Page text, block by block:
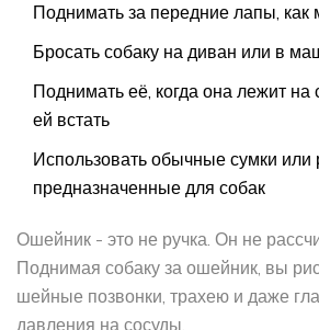
Поднимать за передние лапы, как
Бросать собаку на диван или в
Поднимать её, когда она лежит на
ей встать
Использовать обычные сумки или
предназначенные для собак
Ошейник - это не ручка. Он не
Поднимая собаку за ошейник, вы
шейные позвонки, трахею и даже
давления на сосуды.